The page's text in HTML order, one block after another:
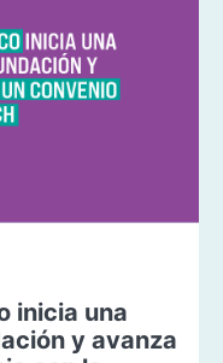
inicia una
y avanza